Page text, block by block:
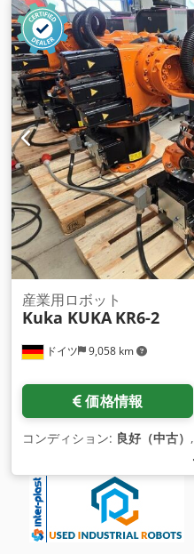
天井
ドイツ 9,058 km
産業用ロボット
Kuka KUKA KR6-2
価格情報
コンディション: 良好（中古）